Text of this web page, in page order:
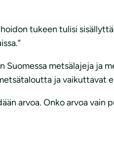
tukeen tulisi
Suomessa metsälajeja
ja vaikuttavat
arvoa. Onko arvoa